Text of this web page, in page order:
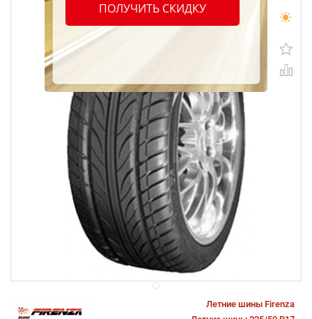
Летние шины Firenza
ПОЛУЧИТЬ СКИДКУ